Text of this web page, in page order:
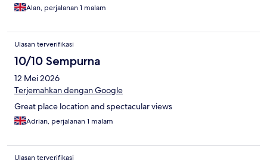
Alan, perjalanan 1 malam
Ulasan terverifikasi
10/10 Sempurna
12 Mei 2026
Terjemahkan dengan Google
Great place location and spectacular views
Adrian, perjalanan 1 malam
Ulasan terverifikasi